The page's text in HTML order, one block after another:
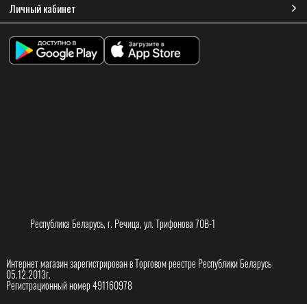
Личный кабинет
Республика Беларусь, г. Речица, ул. Трифонова 70В-1
Интернет магазин зарегистрирован в Торговом реестре Республики Беларусь
05.12.2013г.
Регистрационный номер 491160978